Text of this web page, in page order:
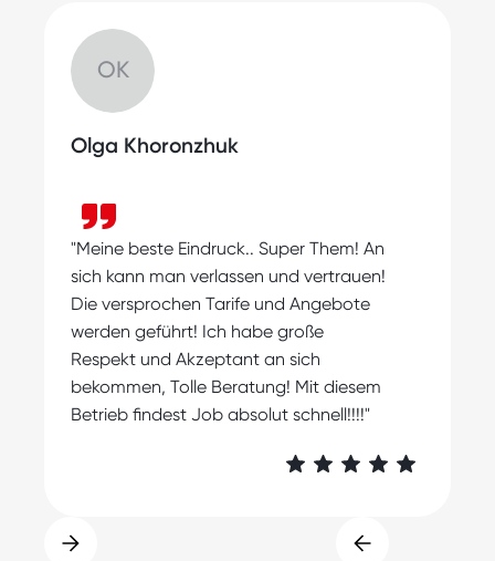
voranzutreiben.
OK
Olga Khoronzhuk
"Meine beste Eindruck.. Super Them! An
sich kann man verlassen und vertrauen!
Die versprochen Tarife und Angebote
werden geführt! Ich habe große
Respekt und Akzeptant an sich
bekommen, Tolle Beratung! Mit diesem
Betrieb findest Job absolut schnell!!!!"